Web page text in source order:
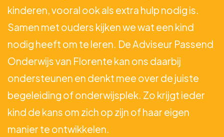
kinderen, vooral ook als extra hulp nodig is.
Samen met ouders kijken we wat een kind
nodig heeft om te leren. De Adviseur Passend
Onderwijs van Florente kan ons daarbij
ondersteunen en denkt mee over de juiste
begeleiding of onderwijsplek. Zo krijgt ieder
kind de kans om zich op zijn of haar eigen
manier te ontwikkelen.